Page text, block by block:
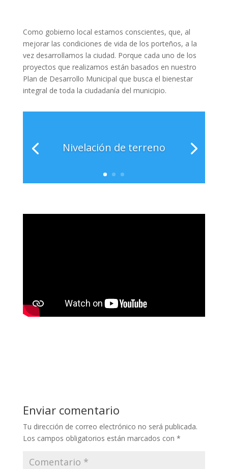
Como gobierno local estamos conscientes, que, al
mejorar las condiciones de vida de los porteños, a la
vez desarrollamos la ciudad. Porque cada uno de los
proyectos que realizamos están basados en nuestro
Plan de Desarrollo Municipal que busca el bienestar
integral de toda la ciudadanía del municipio.
Nivelación de terreno
Enviar comentario
Tu dirección de correo electrónico no será publicada.
Los campos obligatorios están marcados con *